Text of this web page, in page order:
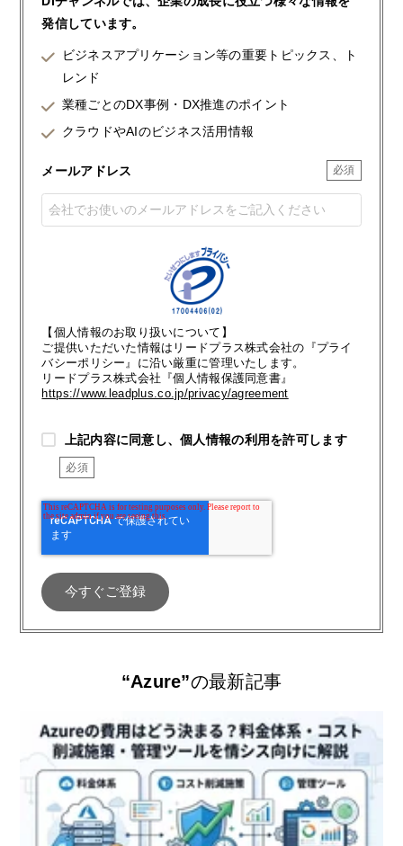
発信しています。
ビジネスアプリケーション等の重要トピックス、ト
レンド
業種ごとのDX事例・DX推進のポイント
クラウドやAIのビジネス活用情報
メールアドレス
【個人情報のお取り扱いについて】
ご提供いただいた情報はリードプラス株式会社の『プライ
バシーポリシー』に沿い厳重に管理いたします。
リードプラス株式会社『個人情報保護同意書』
https://www.leadplus.co.jp/privacy/agreement
上記内容に同意し、個人情報の利用を許可します
“Azure”の最新記事